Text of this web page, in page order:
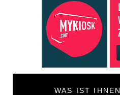
WAS IST IHNEN